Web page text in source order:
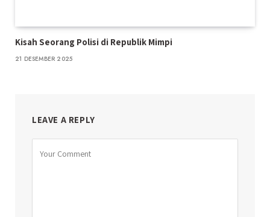
Kisah Seorang Polisi di Republik Mimpi
21 DESEMBER 2025
LEAVE A REPLY